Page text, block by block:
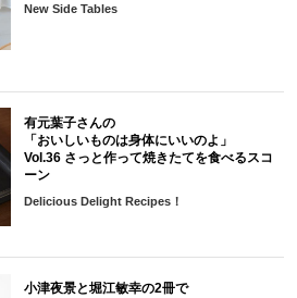
New Side Tables
有元葉子さんの
「おいしいものは身体にいいのよ」
Vol.36 さっと作って焼きたてを食べるスコ
ーン
Delicious Delight Recipes！
小津夜景と堀江敏幸の2冊で